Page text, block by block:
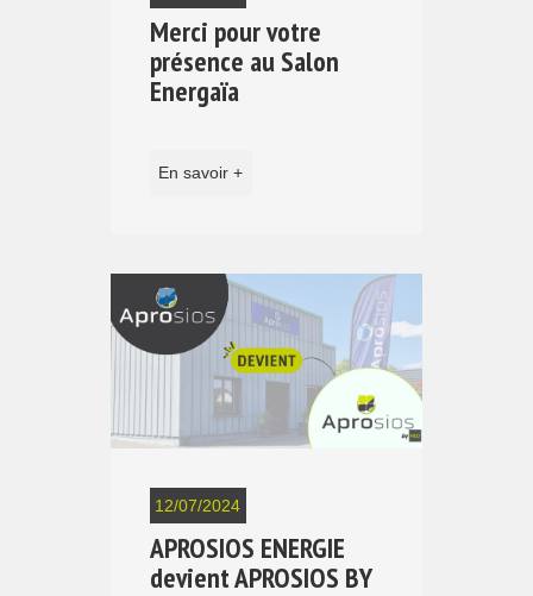
Merci pour votre
présence au Salon
Energaïa
En savoir +
12/07/2024
APROSIOS ENERGIE
devient APROSIOS BY